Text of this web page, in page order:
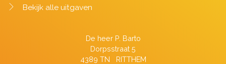
Bekijk alle uitgaven
De heer P. Barto
Dorpsstraat 5
4389 TN RITTHEM